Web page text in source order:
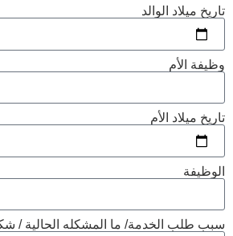
تاريخ ميلاد الوالد
وظيفة الأم
تاريخ ميلاد الأم
الوظيفة
سبب طلب الخدمة/ ما المشكله الحالية /